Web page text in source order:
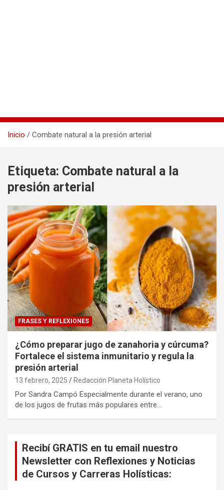
Inicio Combate natural a la presión arterial
Etiqueta: Combate natural a la
presión arterial
FRASES Y REFLEXIONES
¿Cómo preparar jugo de zanahoria y cúrcuma?
Fortalece el sistema inmunitario y regula la
presión arterial
13 febrero, 2025 Redacción Planeta Holístico
Por Sandra Campó Especialmente durante el verano, uno
de los jugos de frutas más populares entre…
Recibí GRATIS en tu email nuestro
Newsletter con Reflexiones y Noticias
de Cursos y Carreras Holísticas: